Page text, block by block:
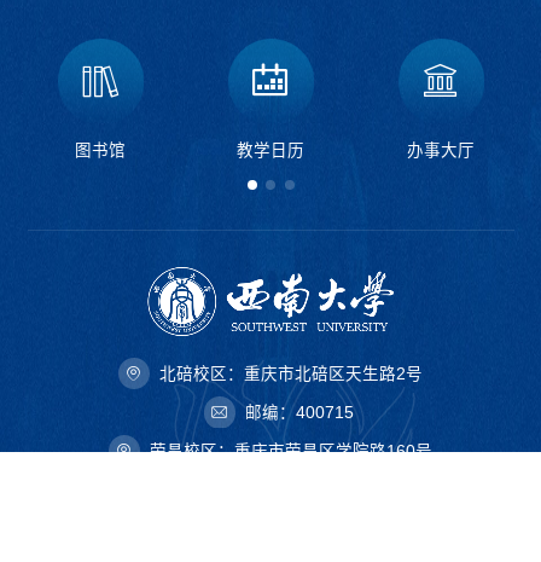
图书馆 教学日历 办事大厅
北碚校区：重庆市北碚区天生路2号
邮编：400715
荣昌校区：重庆市荣昌区学院路160号